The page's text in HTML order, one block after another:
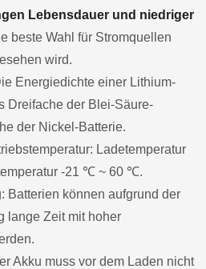
Lebensdauer und niedriger
beste Wahl für Stromquellen
wird.
Energiedichte einer Lithium-
Dreifache der Blei-Säure-
der Nickel-Batterie.
Ladetemperatur
-21 ℃ ~ 60 ℃.
Batterien können aufgrund der
lange Zeit mit hoher
Akku muss vor dem Laden nicht